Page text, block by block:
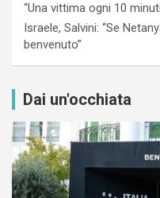
“Una vittima ogni 10
Israele, Salvini: “Se
benvenuto”
Dai un'occhiata